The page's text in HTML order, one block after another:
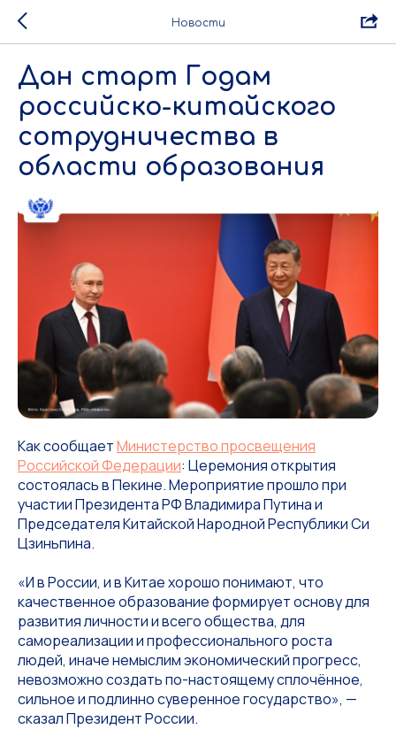
Новости
Дан старт Годам
российско-китайского
сотрудничества в
области образования
Как сообщаетМинистерство просвещения
Российской Федерации: Церемония открытия
состоялась в Пекине. Мероприятие прошло при
участии Президента РФ Владимира Путина и
Председателя Китайской Народной Республики Си
Цзиньпина.
«И в России, и в Китае хорошо понимают, что
качественное образование формирует основу для
развития личности и всего общества, для
самореализации и профессионального роста
людей, иначе немыслим экономический прогресс,
невозможно создать по-настоящему сплочённое,
сильное и подлинно суверенное государство», —
сказал Президент России.